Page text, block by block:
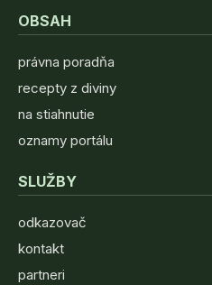
OBSAH
právna poradňa
recepty z diviny
na stiahnutie
oznamy portálu
SLUŽBY
odkazovač
kontakt
partneri